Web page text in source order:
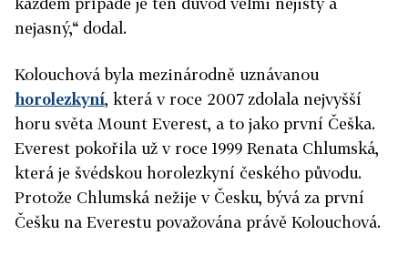
nejasný,“ dodal.
Kolouchová byla mezinárodně uznávanou
horolezkyní, která v roce 2007 zdolala nejvyšší
horu světa Mount Everest, a to jako první Češka.
Everest pokořila už v roce 1999 Renata Chlumská,
která je švédskou horolezkyní českého původu.
Protože Chlumská nežije v Česku, bývá za první
Češku na Everestu považována právě Kolouchová.